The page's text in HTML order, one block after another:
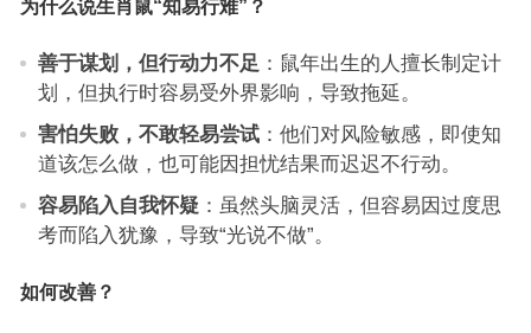
为什么说生肖鼠“知易行难”？
善于谋划，但行动力不足 ：鼠年出生的人擅长制定计
划，但执行时容易受外界影响，导致拖延。
害怕失败，不敢轻易尝试：他们对风险敏感，即使知
道该怎么做，也可能因担忧结果而迟迟不行动。
容易陷入自我怀疑 ：虽然头脑灵活，但容易因过度思
考而陷入犹豫，导致“光说不做”。
如何改善？